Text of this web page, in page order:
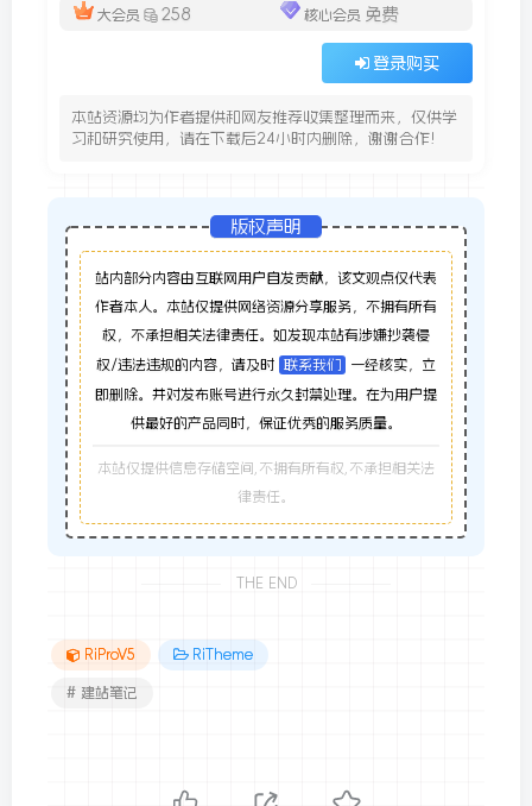
大会员 258 核心会员 免费
登录购买
本站资源均为作者提供和网友推荐收集整理而来，仅供学
习和研究使用，请在下载后24小时内删除，谢谢合作!
版权声明
站内部分内容由互联网用户自发贡献，该文观点仅代表
作者本人。本站仅提供网络资源分享服务，不拥有所有
权，不承担相关法律责任。如发现本站有涉嫌抄袭侵
权/违法违规的内容，请及时 联系我们 一经核实，立
即删除。并对发布账号进行永久封禁处理。在为用户提
供最好的产品同时，保证优秀的服务质量。
本站仅提供信息存储空间,不拥有所有权,不承担相关法
律责任。
THE END
RiProV5 RiTheme
# 建站笔记